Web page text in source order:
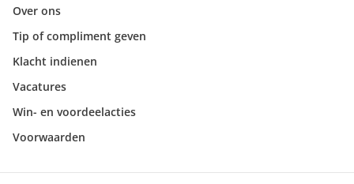
Over ons
Tip of compliment geven
Klacht indienen
Vacatures
Win- en voordeelacties
Voorwaarden